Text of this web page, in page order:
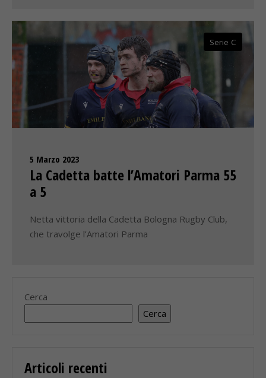
Serie C
5 Marzo 2023
La Cadetta batte l’Amatori Parma 55
a 5
Netta vittoria della Cadetta Bologna Rugby Club,
che travolge l’Amatori Parma
Cerca
Cerca
Articoli recenti